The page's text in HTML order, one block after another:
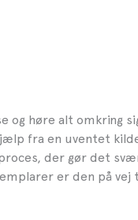
og høre alt omkring
fra en uventet
der gør det
er den på